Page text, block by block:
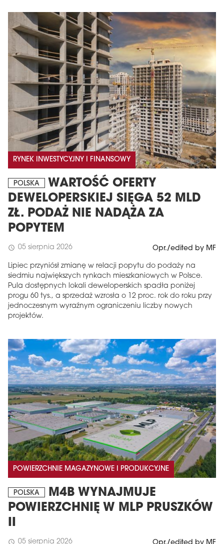
RYNEK INWESTYCYJNY I FINANSOWY
POLSKA
WARTOŚĆ OFERTY
DEWELOPERSKIEJ SIĘGA 52 MLD
ZŁ. PODAŻ NIE NADĄŻA ZA
POPYTEM
schedule 05 sierpnia 2026 Opr./edited by MF
Lipiec przyniósł zmianę w relacji popytu do podaży na
siedmiu największych rynkach mieszkaniowych w Polsce.
Pula dostępnych lokali deweloperskich spadła poniżej
progu 60 tys., a sprzedaż wzrosła o 12 proc. rok do roku przy
jednoczesnym wyraźnym ograniczeniu liczby nowych
projektów.
POWIERZCHNIE MAGAZYNOWE I PRODUKCYJNE
POLSKA
M4B WYNAJMUJE
POWIERZCHNIĘ W MLP PRUSZKÓW
II
schedule 05 sierpnia 2026
MAGAZYN
Wydanie 6 (308)
CZERWIEC 2026
Więcej w tym wydaniu
arrow_forward
Zamów teraz!